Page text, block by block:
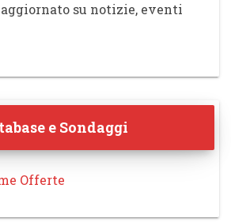
su notizie, eventi
e Sondaggi
Offerte